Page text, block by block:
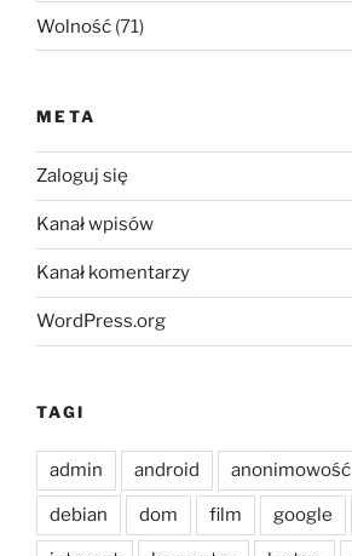
Wolność (71)
META
Zaloguj się
Kanał wpisów
Kanał komentarzy
WordPress.org
TAGI
admin android anonimowość
debian dom film google